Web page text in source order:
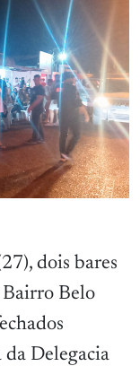
dois bares
Bairro Belo
Delegacia